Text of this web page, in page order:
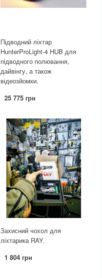
Підводний ліхтар
HunterProLight-4 HUB для
підводного полювання,
дайвінгу, а також
відеозйомки.
25 775 грн
Захисний чохол для
ліхтарика RAY.
1 804 грн